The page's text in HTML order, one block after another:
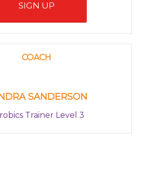
SIGN UP
COACH
SANDERSON
Trainer Level 3